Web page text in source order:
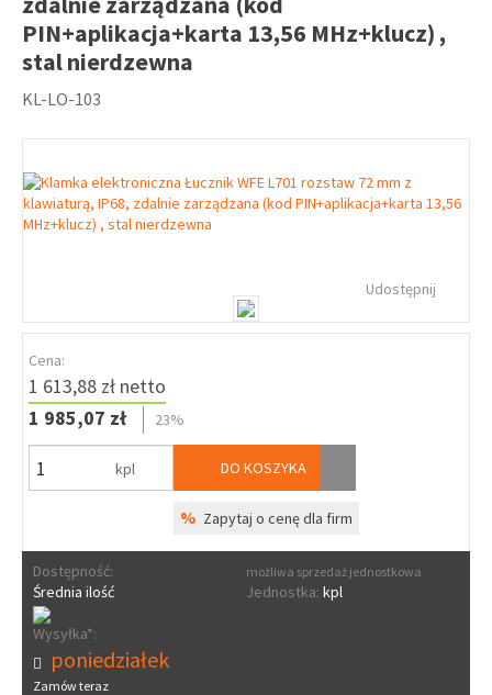
PIN+aplikacja+karta 13,56 MHz+klucz) ,
stal nierdzewna
KL-LO-103
Udostępnij
Cena:
1 613,88 zł netto
1 985,07 zł
23%
kpl DO KOSZYKA
% Zapytaj o cenę dla firm
Dostępność:
Średnia ilość
możliwa sprzedaż jednostkowa
Jednostka: kpl
Wysyłka*:
poniedziałek
Zamów teraz